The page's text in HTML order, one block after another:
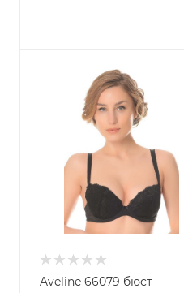
Aveline 66079 бюст